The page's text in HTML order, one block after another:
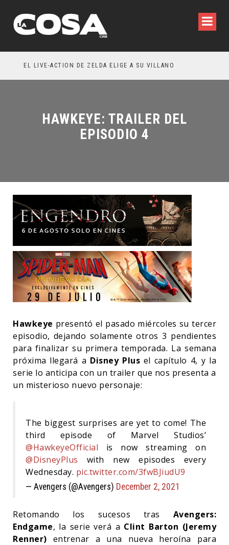
EL LIVE-ACTION DE ZELDA ELIGE A SU VILLANO
HAWKEYE: TRAILER DEL
EPISODIO 4
Hawkeye presentó el pasado miércoles su tercer
episodio, dejando solamente otros 3 pendientes
para finalizar su primera temporada. La semana
próxima llegará a Disney Plus el capítulo 4, y la
serie lo anticipa con un trailer que nos presenta a
un misterioso nuevo personaje:
The biggest surprises are yet to come! The
third episode of Marvel Studios’
@HawkeyeOfficial is now streaming on
@DisneyPlus with new episodes every
Wednesday. pic.twitter.com/3fwBJiudU9
— Avengers (@Avengers) December 2, 2021
Retomando los sucesos tras Avengers:
Endgame, la serie verá a Clint Barton (Jeremy
Renner) entrenar a una nueva heroína para